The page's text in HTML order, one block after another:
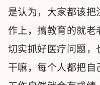
是认为，大家都该
作上，搞教育的就
切实抓好医疗问题
干嘛，每个人都把